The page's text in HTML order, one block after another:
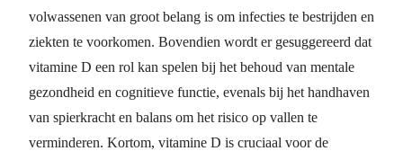
volwassenen van groot belang is om infecties te bestrijden en
ziekten te voorkomen. Bovendien wordt er gesuggereerd dat
vitamine D een rol kan spelen bij het behoud van mentale
gezondheid en cognitieve functie, evenals bij het handhaven
van spierkracht en balans om het risico op vallen te
verminderen. Kortom, vitamine D is cruciaal voor de